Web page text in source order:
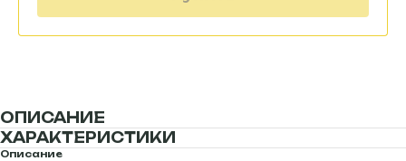
ОПИСАНИЕ
ХАРАКТЕРИСТИКИ
Описание